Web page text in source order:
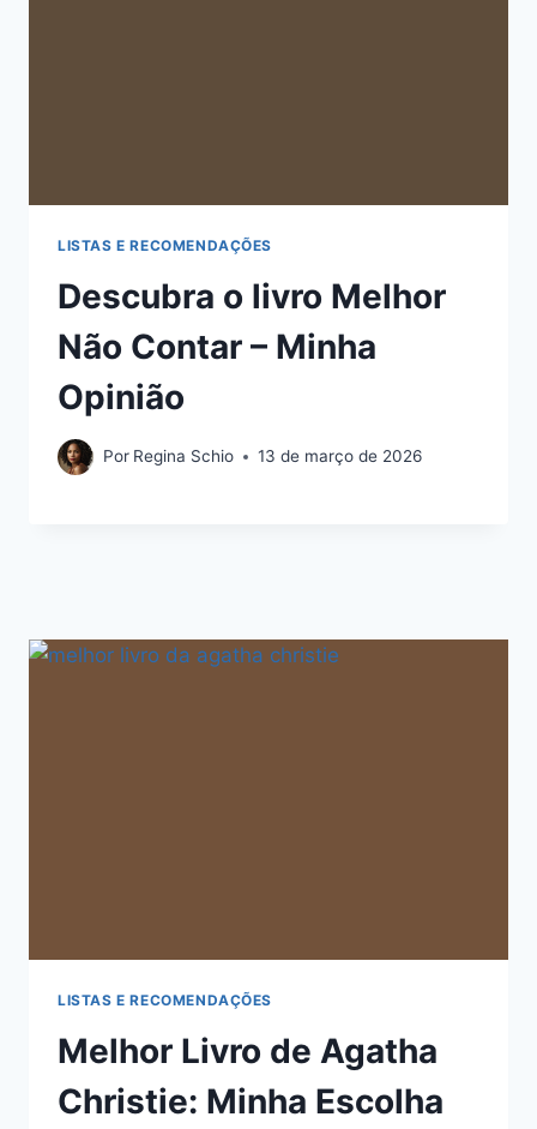
LISTAS E RECOMENDAÇÕES
Descubra o livro Melhor
Não Contar – Minha
Opinião
Por Regina Schio 13 de março de 2026
LISTAS E RECOMENDAÇÕES
Melhor Livro de Agatha
Christie: Minha Escolha